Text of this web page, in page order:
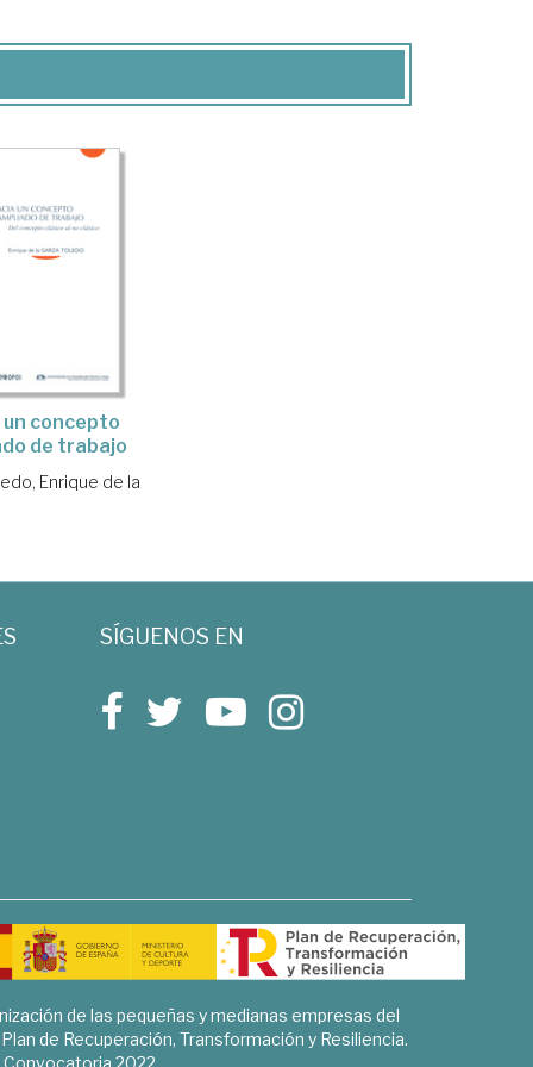
un concepto
de trabajo
Enrique de la
SÍGUENOS EN
de las pequeñas y medianas empresas del
de Recuperación, Transformación y Resiliencia.